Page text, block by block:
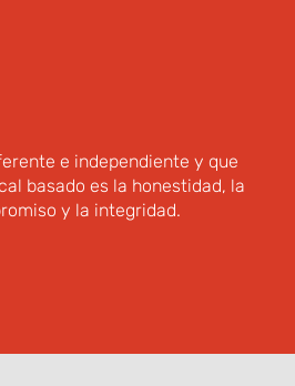
e independiente y que
basado es la honestidad, la
y la integridad.